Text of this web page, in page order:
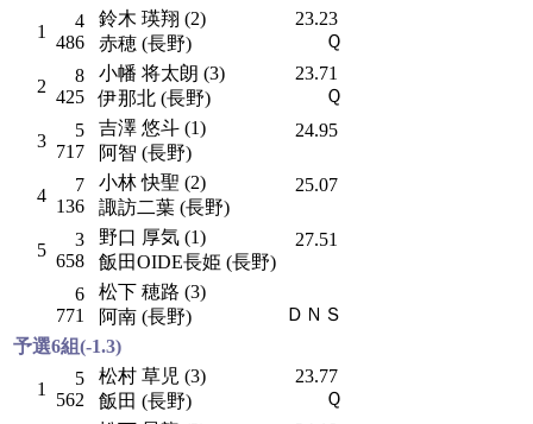
1
4
486
鈴木 瑛翔 (2)
赤穂 (長野)
23.23
Ｑ
2
8
425
小幡 将太朗 (3)
伊那北 (長野)
23.71
Ｑ
3
5
717
吉澤 悠斗 (1)
阿智 (長野)
24.95
4
7
136
小林 快聖 (2)
諏訪二葉 (長野)
25.07
5
3
658
野口 厚気 (1)
飯田OIDE長姫 (長野)
27.51
6
771
松下 穂路 (3)
阿南 (長野)
ＤＮＳ
予選6組(-1.3)
1
5
562
松村 草児 (3)
飯田 (長野)
23.77
Ｑ